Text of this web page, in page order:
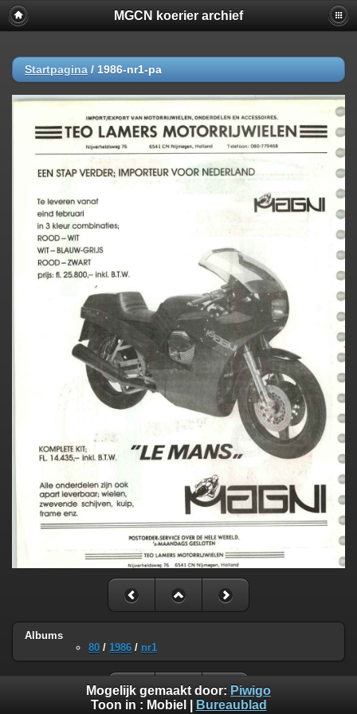
MGCN koerier archief
Startpagina / 1986-nr1-pa
Albums
80 / 1986 / nr1
Mogelijk gemaakt door: Piwigo
Toon in : Mobiel Bureaublad